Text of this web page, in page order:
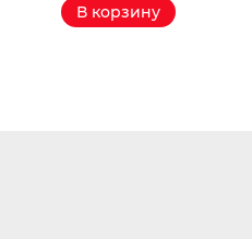
В корзину